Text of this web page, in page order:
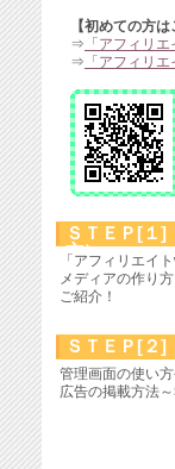
【初めての方
⇒ 「アフィリエ
⇒ 「アフィリ
ＳＴＥＰ[１
方）
「アフィリエイ
メディアの作り
ご紹介！
ＳＴＥＰ[２
管理画面の使い方
広告の掲載方法